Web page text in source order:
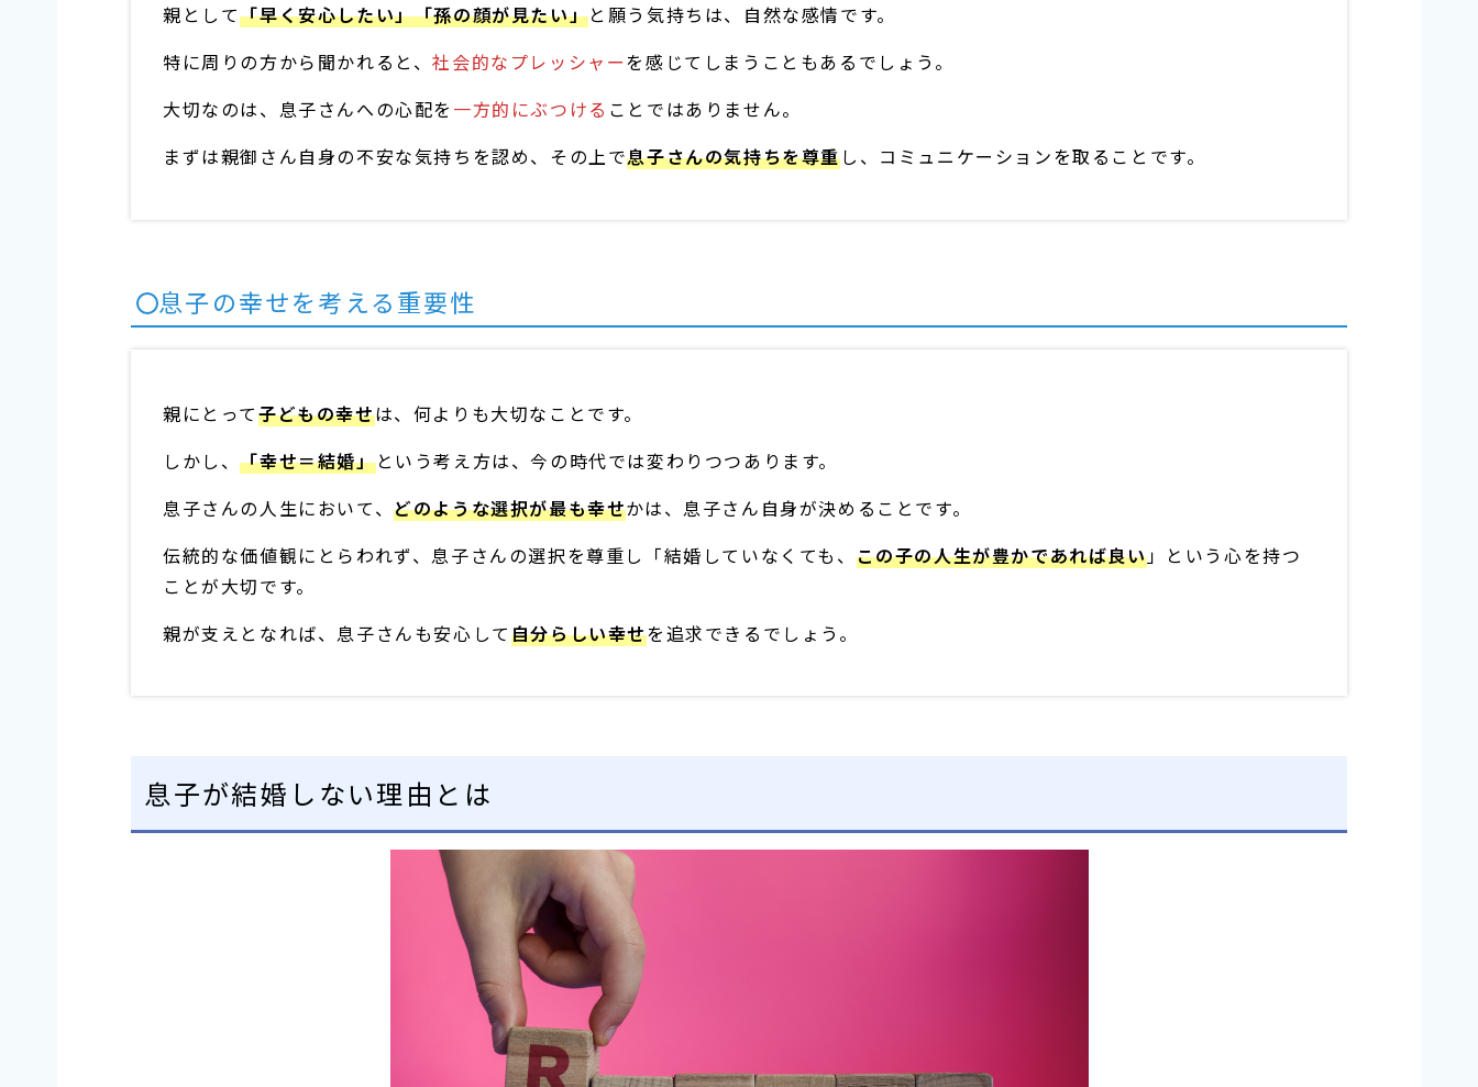
親として「早く安心したい」「孫の顔が見たい」と願う気持ちは、自然な感情です。
特に周りの方から聞かれると、社会的なプレッシャーを感じてしまうこともあるでしょう。
大切なのは、息子さんへの心配を 一方的にぶつける ことではありません。
まずは親御さん自身の不安な気持ちを認め、その上で息子さんの気持ちを尊重し、コミュニケーションを取ることです。
息子の幸せを考える重要性
親にとって子どもの幸せは、何よりも大切なことです。
しかし、「幸せ＝結婚」という考え方は、今の時代では変わりつつあります。
息子さんの人生において、どのような選択が最も幸せかは、息子さん自身が決めることです。
伝統的な価値観にとらわれず、息子さんの選択を尊重し「結婚していなくても、 この子の人生が豊かであれば良い」という心を持つ
ことが大切です。
親が支えとなれば、息子さんも安心して自分らしい幸せを追求できるでしょう。
息子が結婚しない理由とは